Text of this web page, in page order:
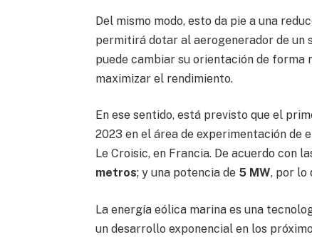
Del mismo modo, esto da pie a una
permitirá dotar al aerogenerador de un
puede cambiar su orientación de
maximizar el rendimiento.
En ese sentido, está previsto que el
2023 en el área de experimentación de
Le Croisic, en Francia. De acuerdo con
metros; y una potencia de 5 MW, por lo
La energía eólica marina es una
un desarrollo exponencial en los